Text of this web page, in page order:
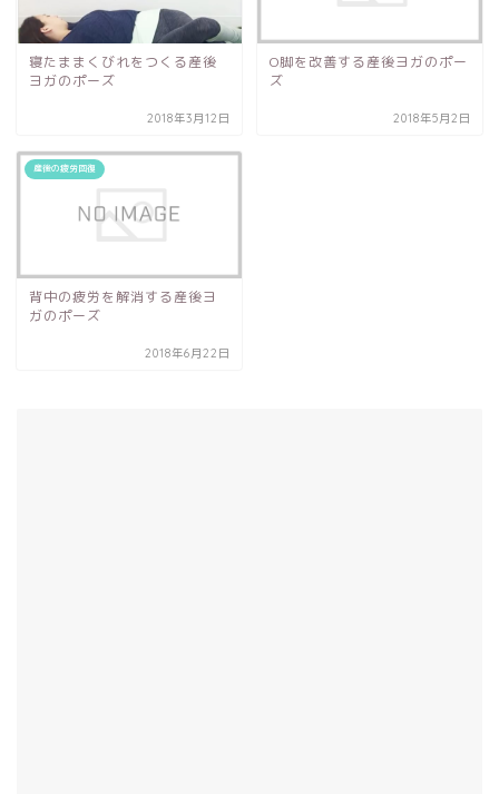
寝たままくびれをつくる産後
ヨガのポーズ
2018年3月12日
O脚を改善する産後ヨガのポー
ズ
2018年5月2日
産後の疲労回復
背中の疲労を解消する産後ヨ
ガのポーズ
2018年6月22日